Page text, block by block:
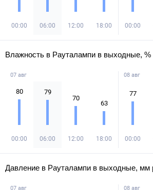
00:00 06:00 12:00 18:00 00:00
Влажность в Рауталампи в выходные, %
07 авг
80
00:00
79
06:00
70
12:00
63
18:00
08 авг
77
00:00
Давление в Рауталампи в выходные, мм
07 авг 08 авг